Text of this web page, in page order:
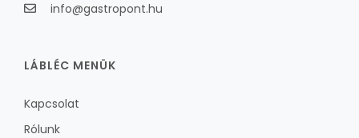
info@gastropont.hu
LÁBLÉC MENÜK
Kapcsolat
Rólunk